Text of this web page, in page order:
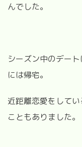
んでした。
シーズン中のデー
には帰宅。
近距離恋愛をして
こともありました。